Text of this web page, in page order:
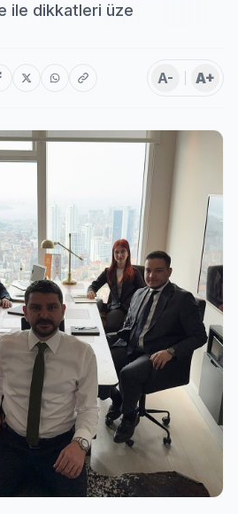
ile dikkatleri üze
A- A+